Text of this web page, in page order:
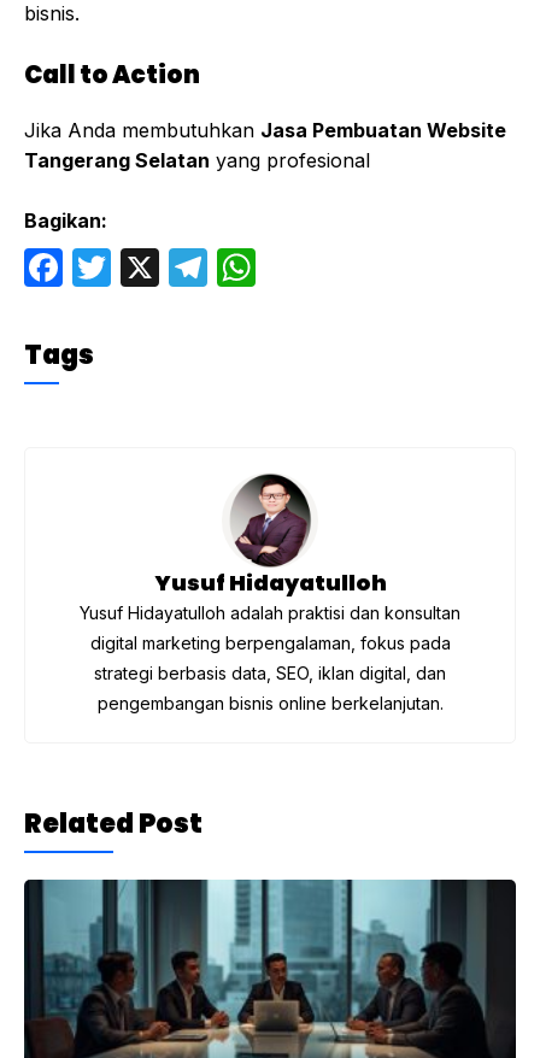
bisnis.
Call to Action
Jika Anda membutuhkan Jasa Pembuatan Website
Tangerang Selatan yang profesional
Bagikan:
F
c
e
T
X
T
p
Tags
Yusuf Hidayatulloh
Yusuf Hidayatulloh adalah praktisi dan konsultan
digital marketing berpengalaman, fokus pada
strategi berbasis data, SEO, iklan digital, dan
pengembangan bisnis online berkelanjutan.
Related Post